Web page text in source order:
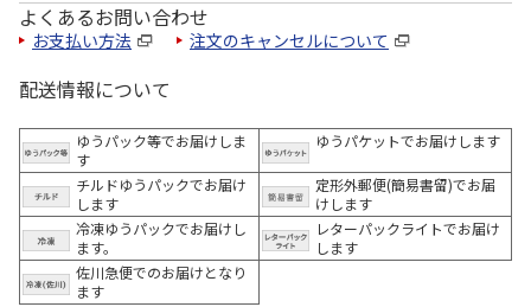
よくあるお問い合わせ
お支払い方法 注文のキャンセルについて
配送情報について
ゆうパック等でお届けしま
す
ゆうパケットでお届けします
チルドゆうパックでお届け
します
定形外郵便(簡易書留)でお届
けします
冷凍ゆうパックでお届けし
ます。
レターパックライトでお届け
します
佐川急便でのお届けとなり
ます